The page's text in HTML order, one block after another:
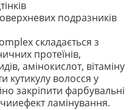
подразників
складається з
протеїнів,
амінокислот, вітаміну
кутикулу волосся у
закріпити фарбувальні
ламінування.